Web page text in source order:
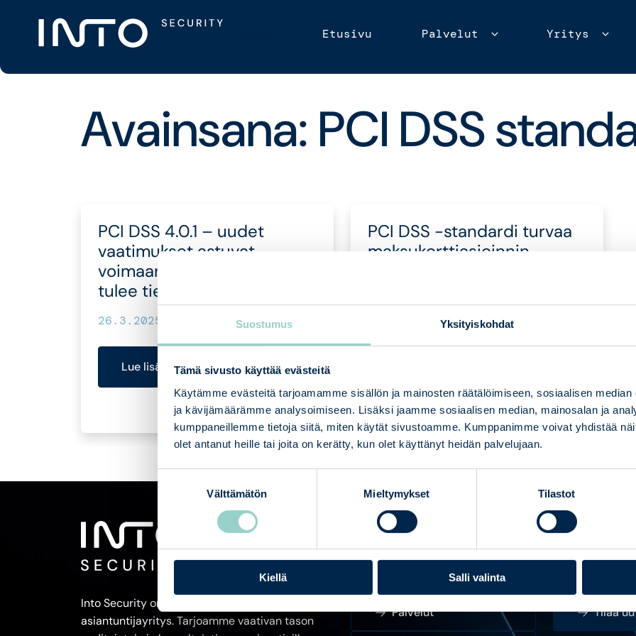
Suostumus Yksityiskohdat
Tämä sivusto käyttää evästeitä
Käytämme evästeitä tarjoamamme sisällön ja mainosten räätälöimiseen, sosiaalisen
ja kävijämäärämme analysoimiseen. Lisäksi jaamme sosiaalisen median, mainosalan ja
kumppaneillemme tietoja siitä, miten käytät sivustoamme. Kumppanimme voivat yhdistää
olet antanut heille tai joita on kerätty, kun olet käyttänyt heidän palvelujaan.
Välttämätön Mieltymykset Tilastot
Kiellä Salli valinta
content
Etusivu Palvelut Expand child menu
Yritys
Avainsana: PCI DSS
PCI DSS 4.0.1 – uudet
vaatimukset astuvat
voimaan – Mitä kauppiaan
tulee tietää?
26.3.2025
Lue lisää
PCI DSS -standardi turvaa
maksukorttiasioinnin
Into Security on suomalainen tietoturva-alan
asiantuntijayritys. Tarjoamme vaativan tason
Palvelut Tilaa